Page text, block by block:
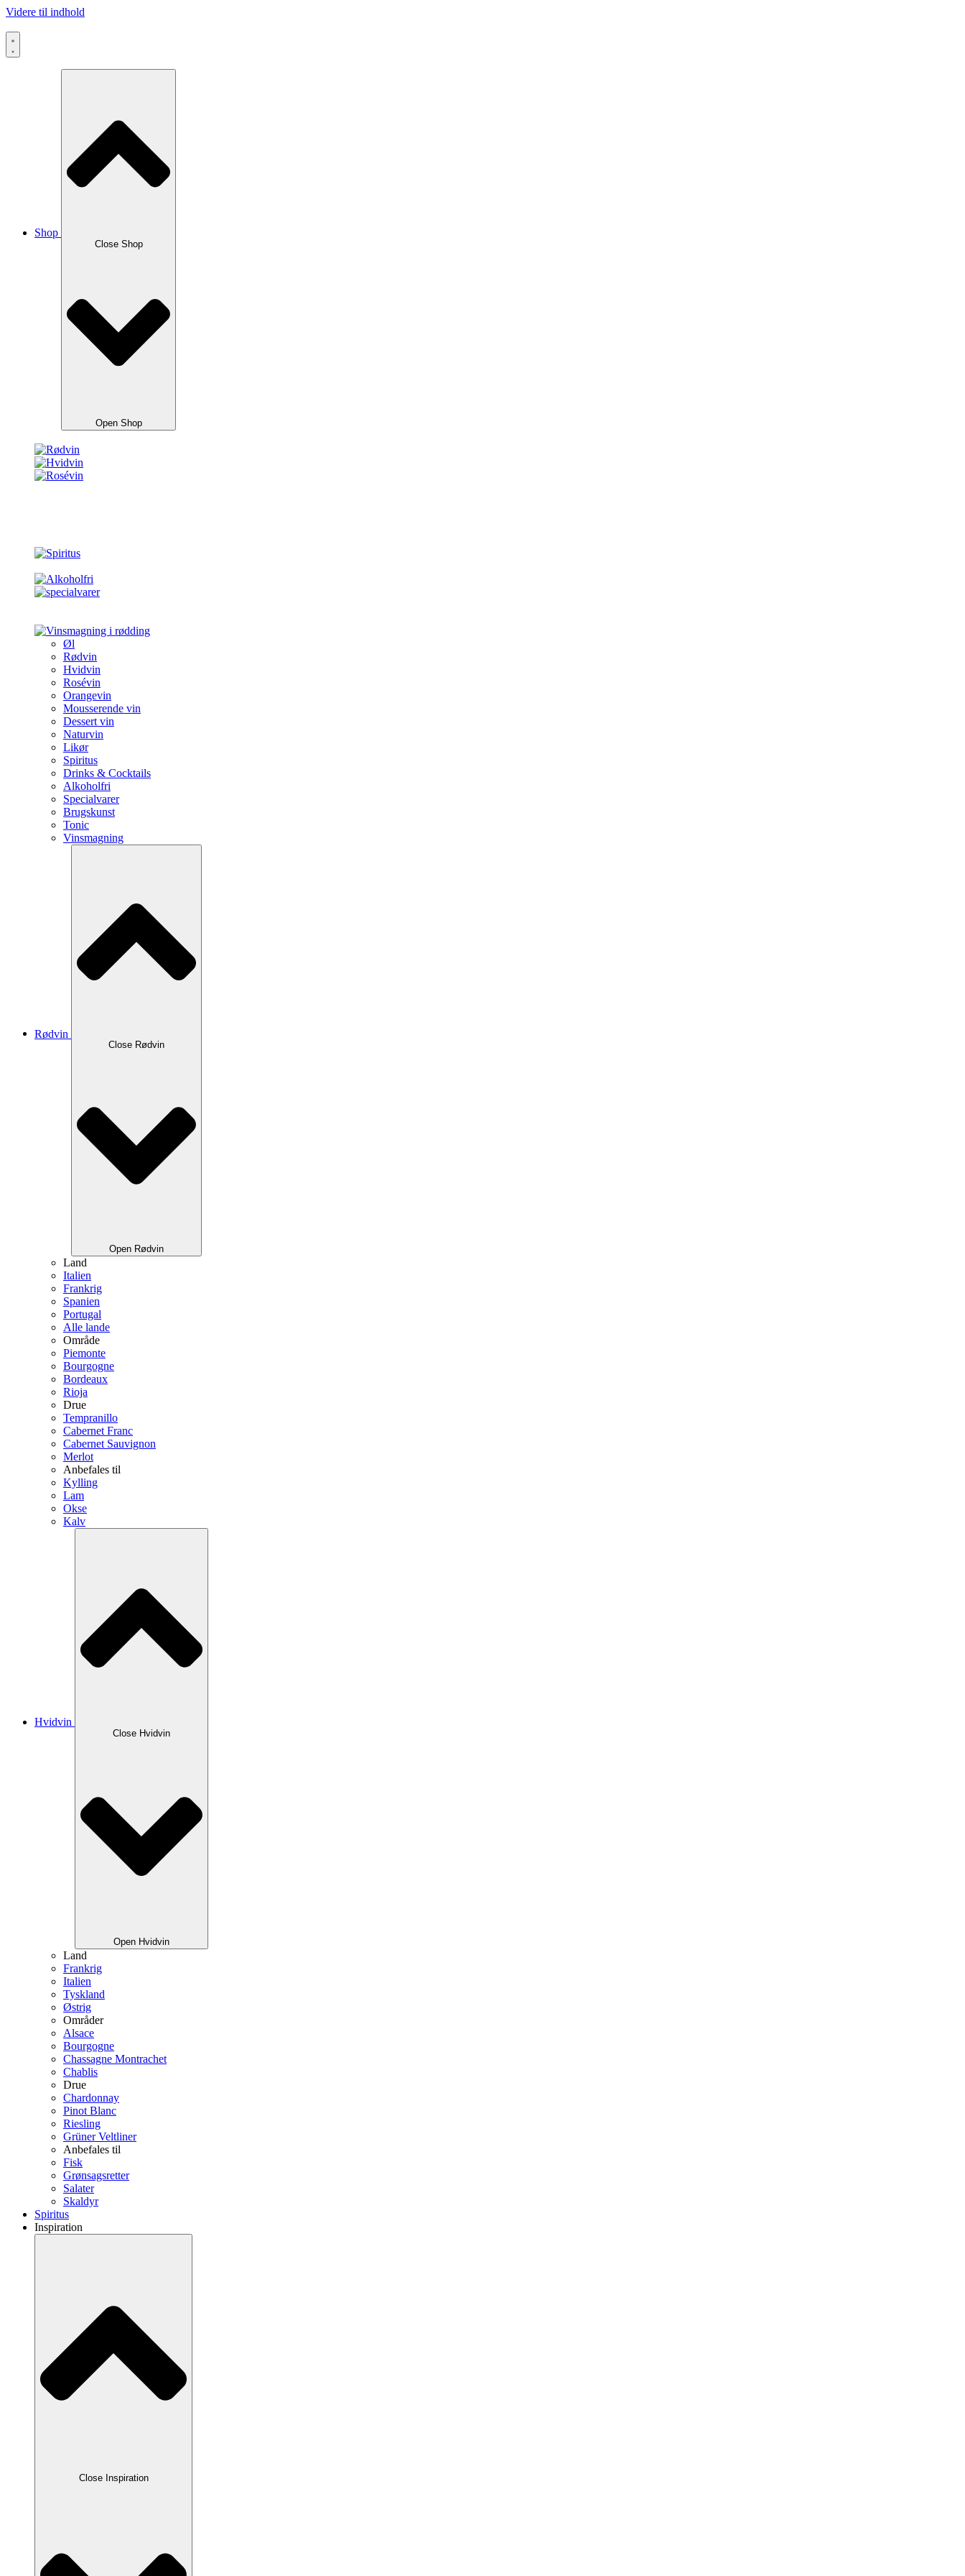
Videre til indhold
Shop
Close Shop
Open Shop
Øl
Rødvin
Hvidvin
Rosévin
Orangevin
Mousserende vin
Dessert vin
Naturvin
Likør
Spiritus
Drinks & Cocktails
Alkoholfri
Specialvarer
Brugskunst
Tonic
Vinsmagning
Rødvin
Close Rødvin
Open Rødvin
Land
Italien
Frankrig
Spanien
Portugal
Alle lande
Område
Piemonte
Bourgogne
Bordeaux
Rioja
Drue
Tempranillo
Cabernet Franc
Cabernet Sauvignon
Merlot
Anbefales til
Kylling
Lam
Okse
Kalv
Hvidvin
Close Hvidvin
Open Hvidvin
Land
Frankrig
Italien
Tyskland
Østrig
Områder
Alsace
Bourgogne
Chassagne Montrachet
Chablis
Drue
Chardonnay
Pinot Blanc
Riesling
Grüner Veltliner
Anbefales til
Fisk
Grønsagsretter
Salater
Skaldyr
Spiritus
Inspiration
Close Inspiration